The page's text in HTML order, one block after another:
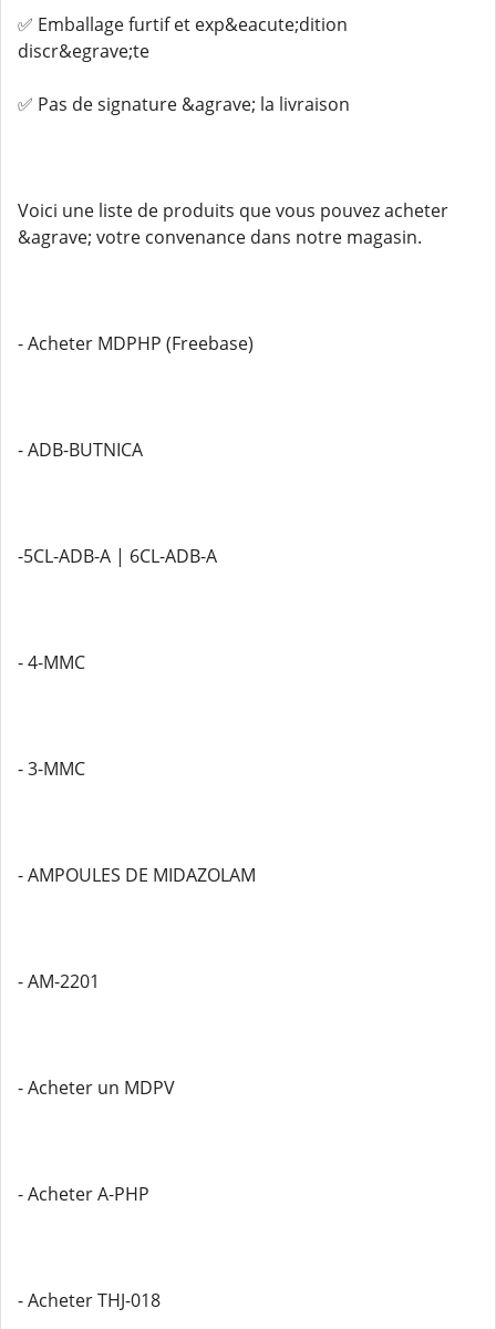
✅ Emballage furtif et exp&eacute;dition
discr&egrave;te
✅ Pas de signature &agrave; la livraison
Voici une liste de produits que vous pouvez acheter
&agrave; votre convenance dans notre magasin.
- Acheter MDPHP (Freebase)
- ADB-BUTNICA
-5CL-ADB-A | 6CL-ADB-A
- 4-MMC
- 3-MMC
- AMPOULES DE MIDAZOLAM
- AM-2201
- Acheter un MDPV
- Acheter A-PHP
- Acheter THJ-018